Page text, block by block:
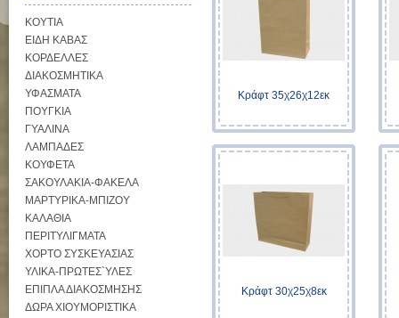
ΚΟΥΤΙΑ
ΕΙΔΗ ΚΑΒΑΣ
ΚΟΡΔΕΛΛΕΣ
ΔΙΑΚΟΣΜΗΤΙΚΑ
ΥΦΑΣΜΑΤΑ
ΠΟΥΓΚΙΑ
ΓΥΑΛΙΝΑ
ΛΑΜΠΑΔΕΣ
ΚΟΥΦΕΤΑ
ΣΑΚΟΥΛΑΚΙΑ-ΦΑΚΕΛΑ
ΜΑΡΤΥΡΙΚΑ-ΜΠΙΖΟΥ
ΚΑΛΑΘΙΑ
ΠΕΡΙΤΥΛΙΓΜΑΤΑ
ΧΟΡΤΟ ΣΥΣΚΕΥΑΣΙΑΣ
ΥΛΙΚΑ-ΠΡΩΤΕΣ`ΥΛΕΣ
ΕΠΙΠΛΑ ΔΙΑΚΟΣΜΗΣΗΣ
ΔΩΡΑ ΧΙΟΥΜΟΡΙΣΤΙΚΑ
Κράφτ 35χ26χ12εκ
Κράφτ 30χ25χ8εκ